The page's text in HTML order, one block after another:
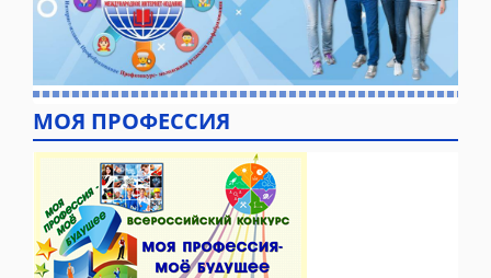
МОЯ ПРОФЕССИЯ